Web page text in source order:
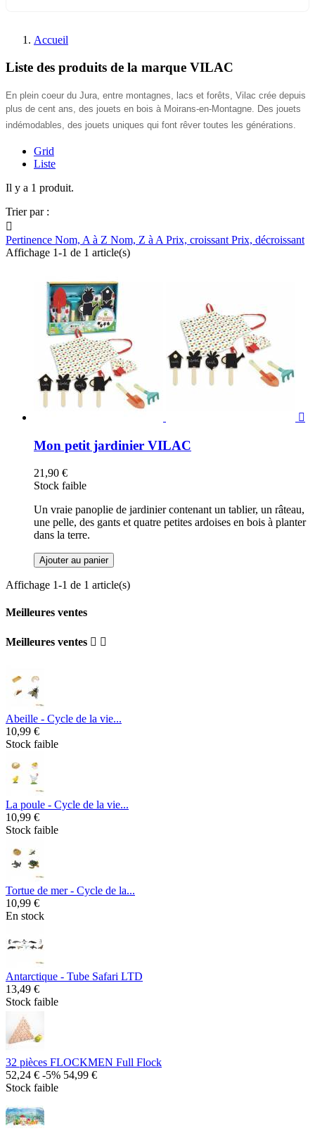
Accueil
Liste des produits de la marque VILAC
En plein coeur du Jura, entre montagnes, lacs et forêts, Vilac crée depuis
plus de cent ans, des jouets en bois à Moirans-en-Montagne. Des jouets
indémodables, des jouets uniques qui font rêver toutes les générations.
Grid
Liste
Il y a 1 produit.
Trier par :

Pertinence Nom, A à Z Nom, Z à A Prix, croissant Prix, décroissant
Affichage 1-1 de 1 article(s)

Mon petit jardinier VILAC
21,90 €
Stock faible
Un vraie panoplie de jardinier contenant un tablier, un râteau,
une pelle, des gants et quatre petites ardoises en bois à planter
dans la terre.
Ajouter au panier
Affichage 1-1 de 1 article(s)
Meilleures ventes
Meilleures ventes  
Abeille - Cycle de la vie...
10,99 €
Stock faible
La poule - Cycle de la vie...
10,99 €
Stock faible
Tortue de mer - Cycle de la...
10,99 €
En stock
Antarctique - Tube Safari LTD
13,49 €
Stock faible
32 pièces FLOCKMEN Full Flock
52,24 € -5% 54,99 €
Stock faible